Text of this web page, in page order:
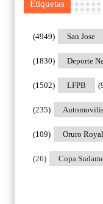
Etiquetas
San Jose
(4949)
Deporte
(1830)
LFPB
(1502)
(235)
Oruro Royal
(109)
Copa
(26)